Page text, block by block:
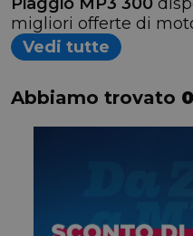
migliori offerte di
Vedi tutte
Abbiamo trovato